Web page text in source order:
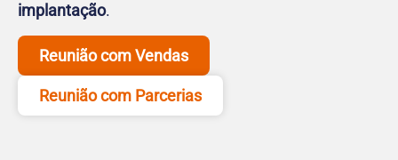
implantação.
Reunião com Vendas
Reunião com Parcerias